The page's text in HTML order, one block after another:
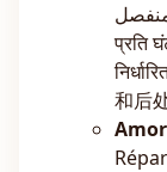
प्रति
和后